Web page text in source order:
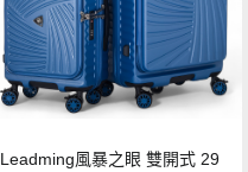
Leadming風暴之眼 雙開式 29